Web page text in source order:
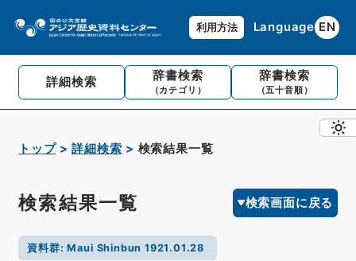
利用方法 Language EN
詳細検索 辞書検索
（カテゴリ）
辞書検索
（五十音順）
トップ 詳細検索 検索結果一覧
検索結果一覧 検索画面に戻る
資料群:Maui Shinbun 1921.01.28